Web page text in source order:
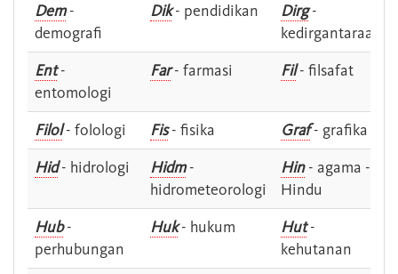
Dem-
demografi
Dik- pendidikan Dirg-
kedirgantaraan
Ent-
entomologi
Far- farmasi Fil- filsafat
Filol- folologi Fis- fisika Graf- grafika
Hid- hidrologi Hidm-
hidrometeorologi
Hin- agama -
Hindu
Hub-
perhubungan
Huk- hukum Hut-
kehutanan